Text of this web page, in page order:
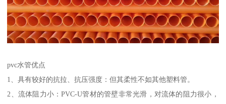
pvc水管优点
1、具有较好的抗拉、抗压强度：但其柔性不如其他塑料管。
2、流体阻力小：PVC-U管材的管壁非常光滑，对流体的阻力很小，